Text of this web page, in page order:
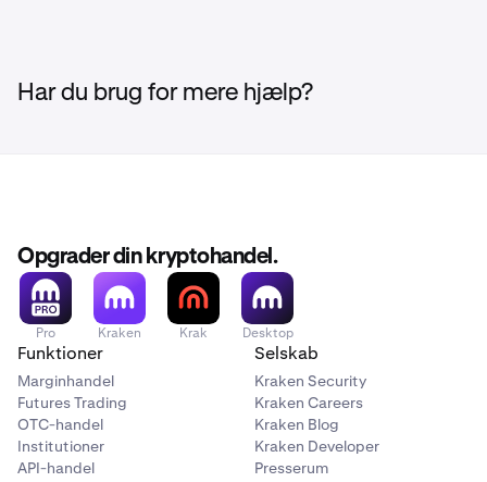
Har du brug for mere hjælp?
Opgrader din kryptohandel.
Pro Kraken Krak Desktop
Funktioner
Marginhandel
Futures Trading
OTC-handel
Institutioner
API-handel
Selskab
Kraken Security
Kraken Careers
Kraken Blog
Kraken Developer
Presserum